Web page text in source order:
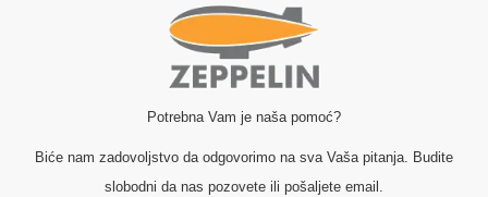
Potrebna Vam je naša pomoć?
Biće nam zadovoljstvo da odgovorimo na sva Vaša pitanja. Budite
slobodni da nas pozovete ili pošaljete email.